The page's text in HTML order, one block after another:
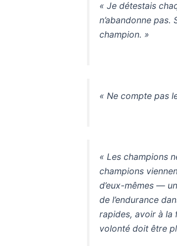
« Je détestais
n’abandonne
champion. »
« Ne compte pas
« Les champions
champions
d’eux-mêmes —
de l’endurance
rapides, avoir à la
volonté doit être